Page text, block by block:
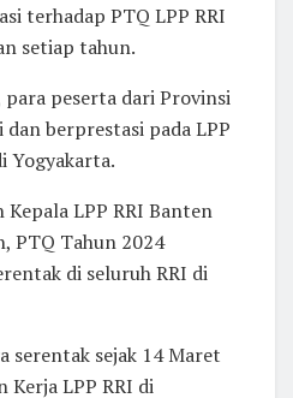
terhadap PTQ LPP RRI
setiap tahun.
peserta dari Provinsi
berprestasi pada LPP
Yogyakarta.
LPP RRI Banten
PTQ Tahun 2024
di seluruh RRI di
serentak sejak 14 Maret
Kerja LPP RRI di